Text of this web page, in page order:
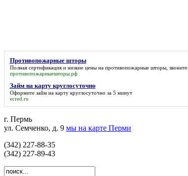
Противопожарные шторы
Полная сертификация и низкие цены на противопожарные шторы, звоните.
противопожарныешторы.рф
Займ на карту круглосуточно
Оформите займ на карту круглосуточно за 5 минут
ecred.ru
г. Пермь
ул. Семченко, д. 9 мы на карте Перми
(342) 227-88-35
(342) 227-89-43